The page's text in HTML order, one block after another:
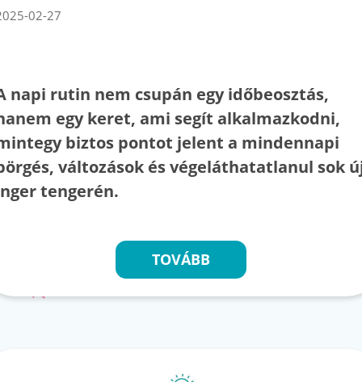
02-27
napi rutin nem csupán egy időbeosztás,
egy keret, ami segít alkalmazkodni,
biztos pontot jelent a mindennapi
változások és végeláthatatlanul sok
tengerén.
TOVÁBB